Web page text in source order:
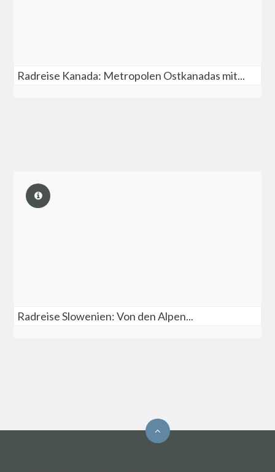
Radreise Kanada: Metropolen Ostkanadas mit...
Radreise Slowenien: Von den Alpen...